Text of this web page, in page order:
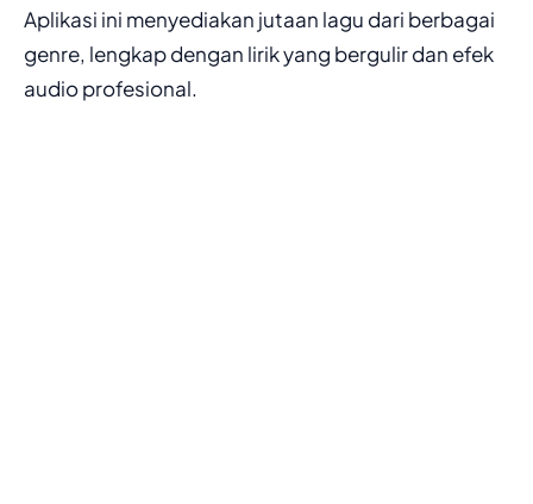
Aplikasi ini menyediakan jutaan lagu dari berbagai
genre, lengkap dengan lirik yang bergulir dan efek
audio profesional.